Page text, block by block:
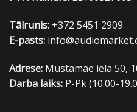
Tālrunis: +372 5451 2909
E-pasts:
Adrese: Mustamäe iela 50,
Darba laiks: P-Pk (10.00-